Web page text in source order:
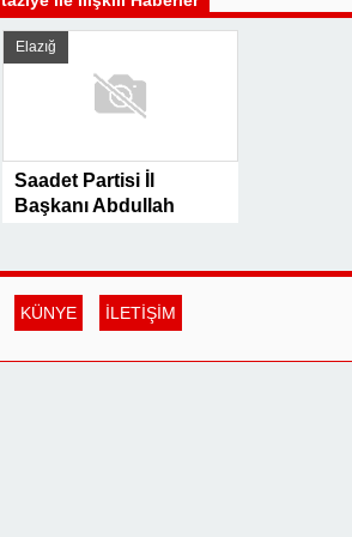
Elazığ
Saadet Partisi İl
Başkanı Abdullah
KÜNYE İLETİŞİM